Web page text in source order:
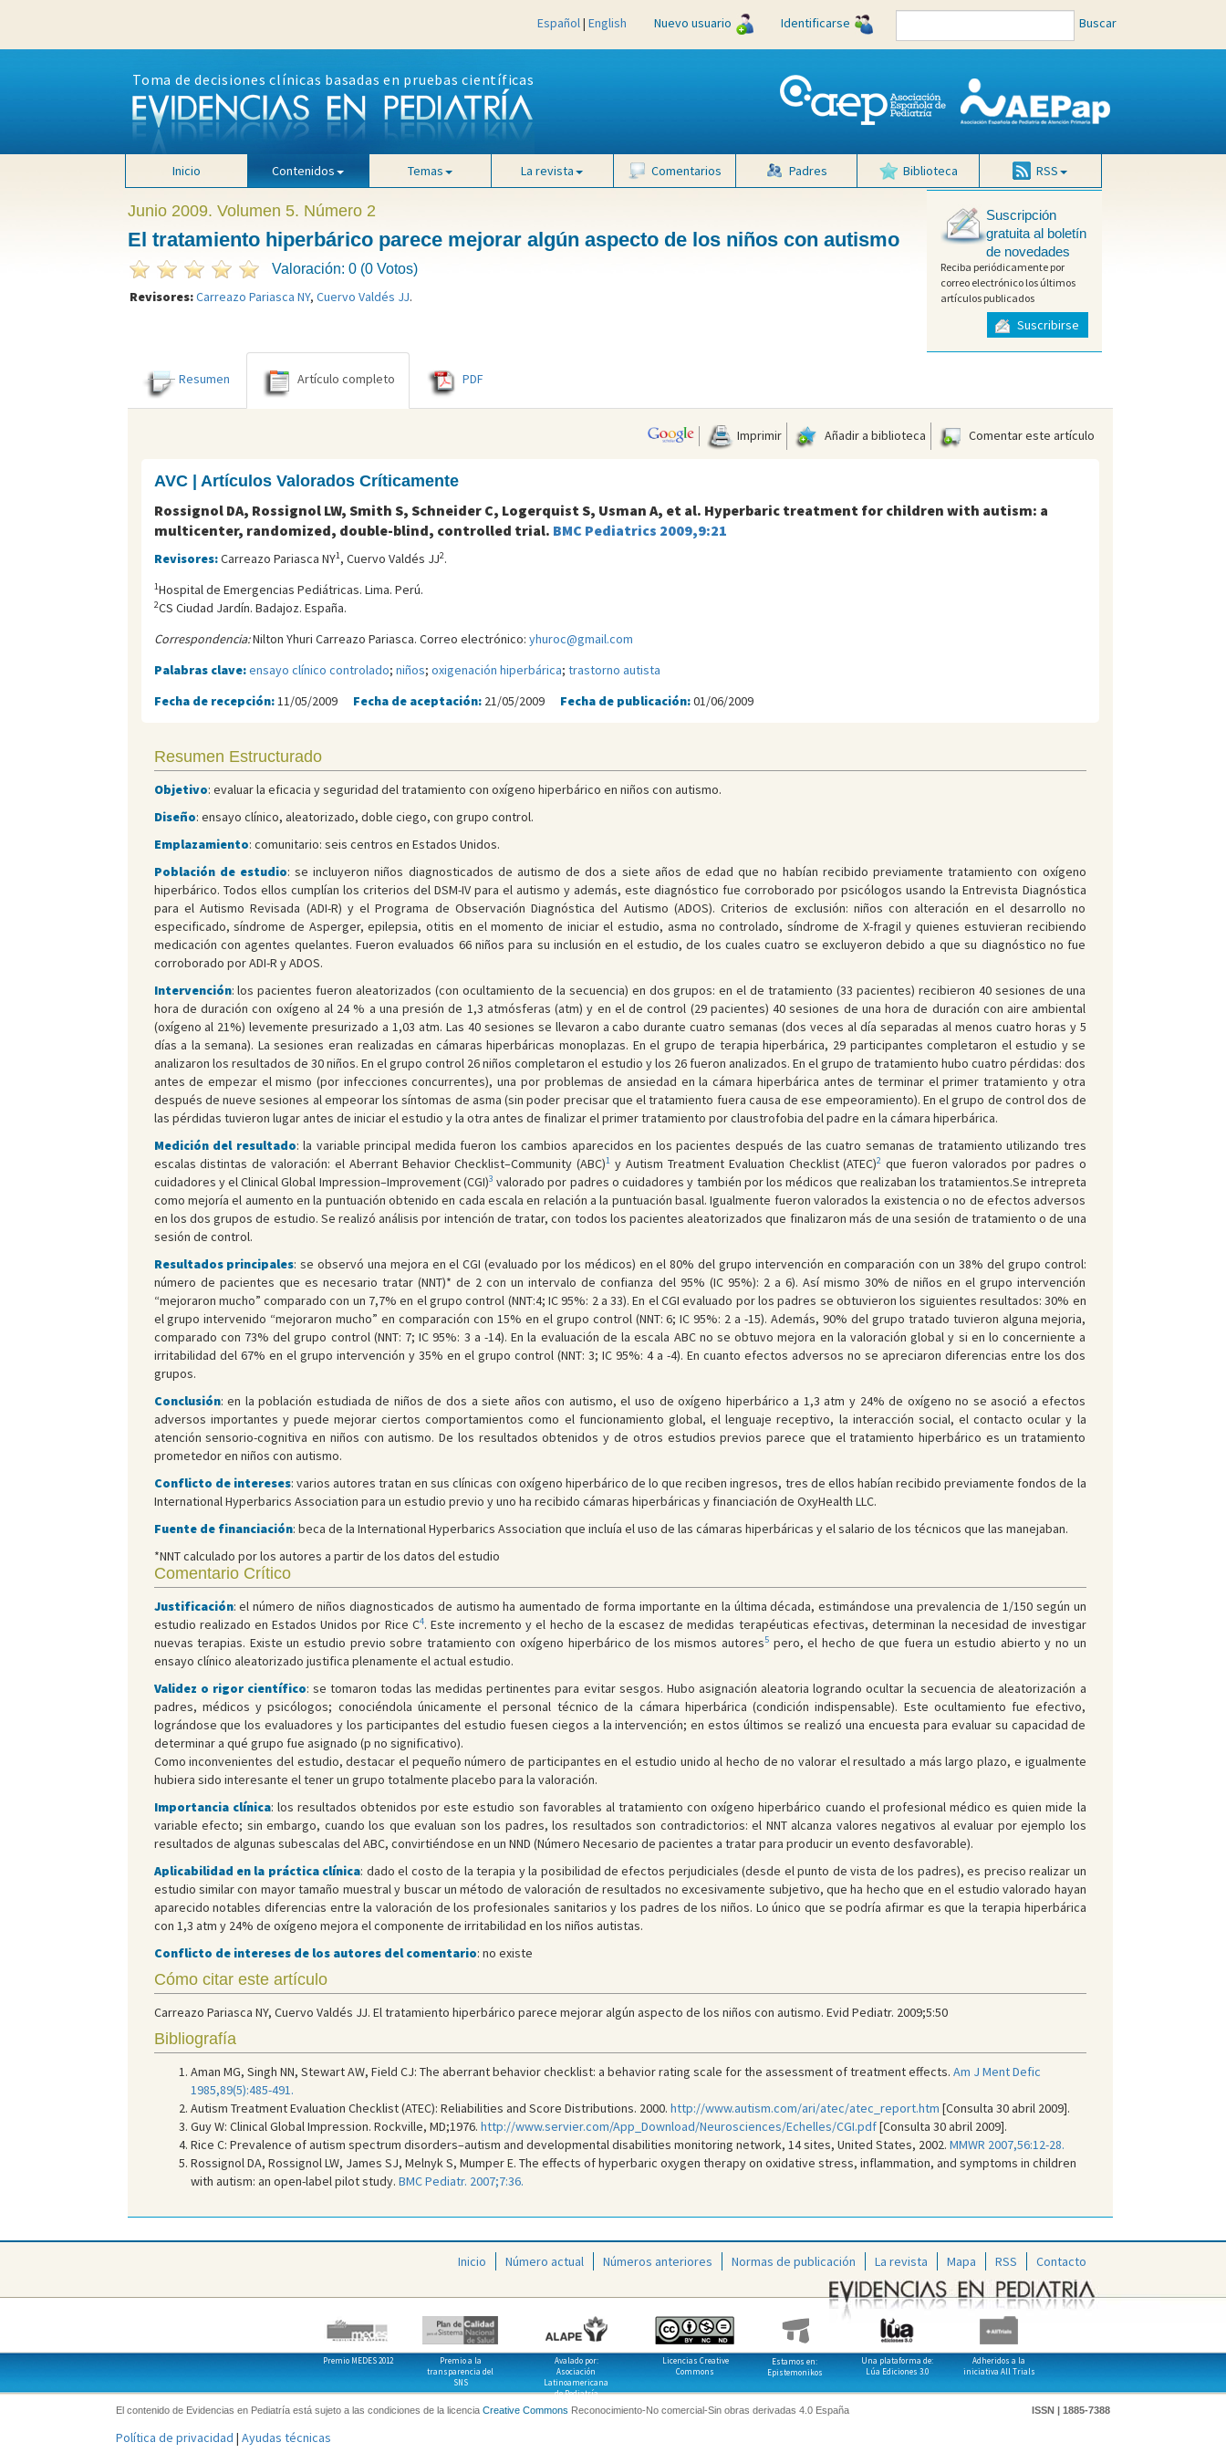
Español| English Nuevo usuario Identificarse Buscar
Toma de decisiones clínicas basadas en pruebas científicas
Inicio Contenidos Temas La revista Comentarios Padres Biblioteca RSS
Junio 2009. Volumen 5. Número 2
El tratamiento hiperbárico parece mejorar algún aspecto de los niños con autismo
Valoración: 0 (0 Votos)
Revisores:Carreazo Pariasca NY, Cuervo Valdés JJ.
Suscripción
gratuita al boletín
de novedades
Reciba periódicamente por
correo electrónico los últimos
artículos publicados
Suscribirse
Resumen Artículo completo PDF
Imprimir Añadir a biblioteca Comentar este artículo
AVC | Artículos Valorados Críticamente
Rossignol DA, Rossignol LW, Smith S, Schneider C, Logerquist S, Usman A, et al. Hyperbaric treatment for children with autism: a
multicenter, randomized, double-blind, controlled trial. BMC Pediatrics 2009,9:21
Revisores:Carreazo Pariasca NY1, Cuervo Valdés JJ2.
1Hospital de Emergencias Pediátricas. Lima. Perú.
2CS Ciudad Jardín. Badajoz. España.
Correspondencia:Nilton Yhuri Carreazo Pariasca. Correo electrónico: yhuroc@gmail.com
Palabras clave:ensayo clínico controlado; niños; oxigenación hiperbárica; trastorno autista
Fecha de recepción:11/05/2009 Fecha de aceptación: 21/05/2009 Fecha de publicación:01/06/2009
Resumen Estructurado
Objetivo: evaluar la eficacia y seguridad del tratamiento con oxígeno hiperbárico en niños con autismo.
Diseño: ensayo clínico, aleatorizado, doble ciego, con grupo control.
Emplazamiento: comunitario: seis centros en Estados Unidos.
Población de estudio: se incluyeron niños diagnosticados de autismo de dos a siete años de edad que no habían recibido previamente tratamiento con oxígeno
hiperbárico. Todos ellos cumplían los criterios del DSM-IV para el autismo y además, este diagnóstico fue corroborado por psicólogos usando la Entrevista Diagnóstica
para el Autismo Revisada (ADI-R) y el Programa de Observación Diagnóstica del Autismo (ADOS). Criterios de exclusión: niños con alteración en el desarrollo no
especificado, síndrome de Asperger, epilepsia, otitis en el momento de iniciar el estudio, asma no controlado, síndrome de X-fragil y quienes estuvieran recibiendo
medicación con agentes quelantes. Fueron evaluados 66 niños para su inclusión en el estudio, de los cuales cuatro se excluyeron debido a que su diagnóstico no fue
corroborado por ADI-R y ADOS.
Intervención: los pacientes fueron aleatorizados (con ocultamiento de la secuencia) en dos grupos: en el de tratamiento (33 pacientes) recibieron 40 sesiones de una
hora de duración con oxígeno al 24 % a una presión de 1,3 atmósferas (atm) y en el de control (29 pacientes) 40 sesiones de una hora de duración con aire ambiental
(oxígeno al 21%) levemente presurizado a 1,03 atm. Las 40 sesiones se llevaron a cabo durante cuatro semanas (dos veces al día separadas al menos cuatro horas y 5
días a la semana). La sesiones eran realizadas en cámaras hiperbáricas monoplazas. En el grupo de terapia hiperbárica, 29 participantes completaron el estudio y se
analizaron los resultados de 30 niños. En el grupo control 26 niños completaron el estudio y los 26 fueron analizados. En el grupo de tratamiento hubo cuatro pérdidas: dos
antes de empezar el mismo (por infecciones concurrentes), una por problemas de ansiedad en la cámara hiperbárica antes de terminar el primer tratamiento y otra
después de nueve sesiones al empeorar los síntomas de asma (sin poder precisar que el tratamiento fuera causa de ese empeoramiento). En el grupo de control dos de
las pérdidas tuvieron lugar antes de iniciar el estudio y la otra antes de finalizar el primer tratamiento por claustrofobia del padre en la cámara hiperbárica.
Medición del resultado: la variable principal medida fueron los cambios aparecidos en los pacientes después de las cuatro semanas de tratamiento utilizando tres
escalas distintas de valoración: el Aberrant Behavior Checklist–Community (ABC)1 y Autism Treatment Evaluation Checklist (ATEC)2 que fueron valorados por padres o
cuidadores y el Clinical Global Impression–Improvement (CGI)3 valorado por padres o cuidadores y también por los médicos que realizaban los tratamientos.Se intrepreta
como mejoría el aumento en la puntuación obtenido en cada escala en relación a la puntuación basal. Igualmente fueron valorados la existencia o no de efectos adversos
en los dos grupos de estudio. Se realizó análisis por intención de tratar, con todos los pacientes aleatorizados que finalizaron más de una sesión de tratamiento o de una
sesión de control.
Resultados principales: se observó una mejora en el CGI (evaluado por los médicos) en el 80% del grupo intervención en comparación con un 38% del grupo control:
número de pacientes que es necesario tratar (NNT)* de 2 con un intervalo de confianza del 95% (IC 95%): 2 a 6). Así mismo 30% de niños en el grupo intervención
“mejoraron mucho” comparado con un 7,7% en el grupo control (NNT:4; IC 95%: 2 a 33). En el CGI evaluado por los padres se obtuvieron los siguientes resultados: 30% en
el grupo intervenido “mejoraron mucho” en comparación con 15% en el grupo control (NNT: 6; IC 95%: 2 a -15). Además, 90% del grupo tratado tuvieron alguna mejoria,
comparado con 73% del grupo control (NNT: 7; IC 95%: 3 a -14). En la evaluación de la escala ABC no se obtuvo mejora en la valoración global y si en lo concerniente a
irritabilidad del 67% en el grupo intervención y 35% en el grupo control (NNT: 3; IC 95%: 4 a -4). En cuanto efectos adversos no se apreciaron diferencias entre los dos
grupos.
Conclusión: en la población estudiada de niños de dos a siete años con autismo, el uso de oxígeno hiperbárico a 1,3 atm y 24% de oxígeno no se asoció a efectos
adversos importantes y puede mejorar ciertos comportamientos como el funcionamiento global, el lenguaje receptivo, la interacción social, el contacto ocular y la
atención sensorio-cognitiva en niños con autismo. De los resultados obtenidos y de otros estudios previos parece que el tratamiento hiperbárico es un tratamiento
prometedor en niños con autismo.
Conflicto de intereses: varios autores tratan en sus clínicas con oxígeno hiperbárico de lo que reciben ingresos, tres de ellos habían recibido previamente fondos de la
International Hyperbarics Association para un estudio previo y uno ha recibido cámaras hiperbáricas y financiación de OxyHealth LLC.
Fuente de financiación: beca de la International Hyperbarics Association que incluía el uso de las cámaras hiperbáricas y el salario de los técnicos que las manejaban.
*NNT calculado por los autores a partir de los datos del estudio
Comentario Crítico
Justificación: el número de niños diagnosticados de autismo ha aumentado de forma importante en la última década, estimándose una prevalencia de 1/150 según un
estudio realizado en Estados Unidos por Rice C4. Este incremento y el hecho de la escasez de medidas terapéuticas efectivas, determinan la necesidad de investigar
nuevas terapias. Existe un estudio previo sobre tratamiento con oxígeno hiperbárico de los mismos autores5 pero, el hecho de que fuera un estudio abierto y no un
ensayo clínico aleatorizado justifica plenamente el actual estudio.
Validez o rigor científico: se tomaron todas las medidas pertinentes para evitar sesgos. Hubo asignación aleatoria logrando ocultar la secuencia de aleatorización a
padres, médicos y psicólogos; conociéndola únicamente el personal técnico de la cámara hiperbárica (condición indispensable). Este ocultamiento fue efectivo,
lográndose que los evaluadores y los participantes del estudio fuesen ciegos a la intervención; en estos últimos se realizó una encuesta para evaluar su capacidad de
determinar a qué grupo fue asignado (p no significativo).
Como inconvenientes del estudio, destacar el pequeño número de participantes en el estudio unido al hecho de no valorar el resultado a más largo plazo, e igualmente
hubiera sido interesante el tener un grupo totalmente placebo para la valoración.
Importancia clínica: los resultados obtenidos por este estudio son favorables al tratamiento con oxígeno hiperbárico cuando el profesional médico es quien mide la
variable efecto; sin embargo, cuando los que evaluan son los padres, los resultados son contradictorios: el NNT alcanza valores negativos al evaluar por ejemplo los
resultados de algunas subescalas del ABC, convirtiéndose en un NND (Número Necesario de pacientes a tratar para producir un evento desfavorable).
Aplicabilidad en la práctica clínica: dado el costo de la terapia y la posibilidad de efectos perjudiciales (desde el punto de vista de los padres), es preciso realizar un
estudio similar con mayor tamaño muestral y buscar un método de valoración de resultados no excesivamente subjetivo, que ha hecho que en el estudio valorado hayan
aparecido notables diferencias entre la valoración de los profesionales sanitarios y los padres de los niños. Lo único que se podría afirmar es que la terapia hiperbárica
con 1,3 atm y 24% de oxígeno mejora el componente de irritabilidad en los niños autistas.
Conflicto de intereses de los autores del comentario: no existe
Cómo citar este artículo
Carreazo Pariasca NY, Cuervo Valdés JJ. El tratamiento hiperbárico parece mejorar algún aspecto de los niños con autismo. Evid Pediatr. 2009;5:50
Bibliografía
Aman MG, Singh NN, Stewart AW, Field CJ: The aberrant behavior checklist: a behavior rating scale for the assessment of treatment effects. Am J Ment Defic
1985,89(5):485-491.
Autism Treatment Evaluation Checklist (ATEC): Reliabilities and Score Distributions. 2000. http://www.autism.com/ari/atec/atec_report.htm [Consulta 30 abril 2009].
Guy W: Clinical Global Impression. Rockville, MD;1976. http://www.servier.com/App_Download/Neurosciences/Echelles/CGI.pdf[Consulta 30 abril 2009].
Rice C: Prevalence of autism spectrum disorders–autism and developmental disabilities monitoring network, 14 sites, United States, 2002. MMWR 2007,56:12-28.
Rossignol DA, Rossignol LW, James SJ, Melnyk S, Mumper E. The effects of hyperbaric oxygen therapy on oxidative stress, inflammation, and symptoms in children
with autism: an open-label pilot study. BMC Pediatr. 2007;7:36.
Inicio Número actual Números anteriores Normas de publicación La revista Mapa RSS Contacto
Premio MEDES 2012
Premio a la
transparencia del
SNS
Avalado por:
Asociación
Latinoamericana
de Pediatría
Licencias Creative
Commons
Estamos en:
Epistemonikos
Una plataforma de:
Lúa Ediciones 3.0
Adheridos a la
iniciativa All Trials
El contenido de Evidencias en Pediatría está sujeto a las condiciones de la licencia Creative Commons Reconocimiento-No comercial-Sin obras derivadas 4.0 España ISSN | 1885-7388
Política de privacidad | Ayudas técnicas